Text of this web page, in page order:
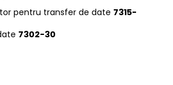
pentru transfer de date 7315-
7302-30